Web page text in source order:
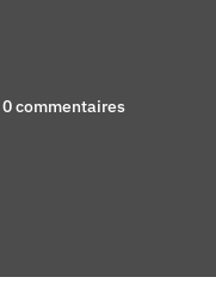
|0 commentaires